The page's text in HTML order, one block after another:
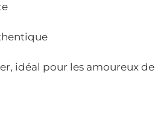
idéal pour les amoureux de